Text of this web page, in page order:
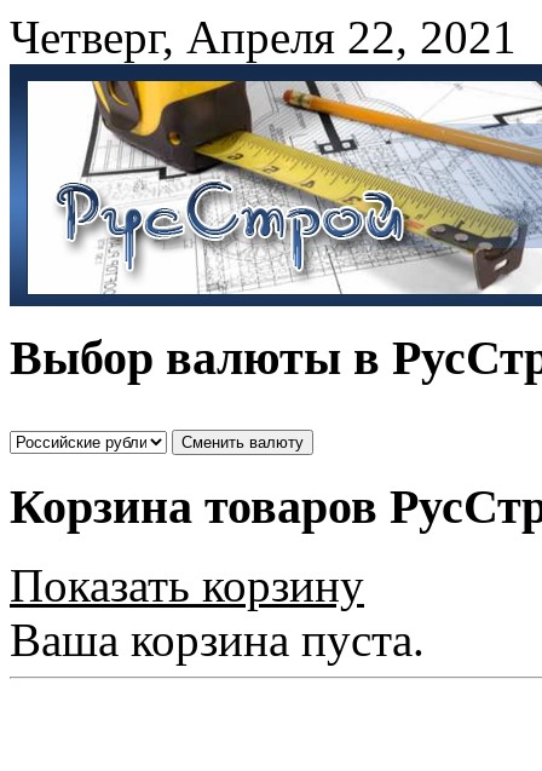
Четверг, Апреля 22, 2021
Выбор валюты в
Корзина товаров
Показать корзину
Ваша корзина пуста.